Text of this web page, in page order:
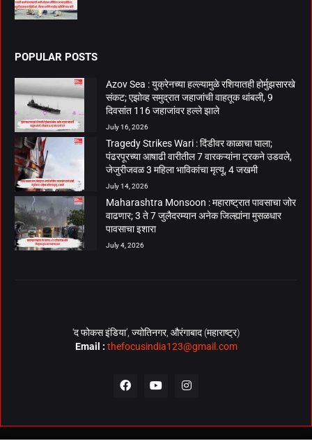
POPULAR POSTS
Azov Sea : युक्रेनच्या हल्ल्यामुळे रशियातही होर्मुझसारखे
संकट; एझोव्ह समुद्रात जहाजांची वाहतूक थांबली, 9
दिवसांत 116 जहाजांवर हल्ले झाले
July 16, 2026
Tragedy Strikes Wari : दिंडीवर काळाचा घाला;
पंढरपूरच्या आषाढी वारीतील 7 वारकऱ्यांना ट्रकने उडवले,
जेजुरीजवळ 3 महिला भाविकांचा मृत्यू, 4 जखमी
July 14, 2026
Maharashtra Monsoon : महाराष्ट्रात पावसाचा जोर
वाढणार; 3 ते 7 जुलैदरम्यान अनेक जिल्ह्यांना मुसळधार
पावसाचा इशारा
July 4, 2026
‘द फोकस इंडिया’, ज्योतिनगर, औरंगाबाद (महाराष्ट्र)
Email : thefocusindia123@gmail.com